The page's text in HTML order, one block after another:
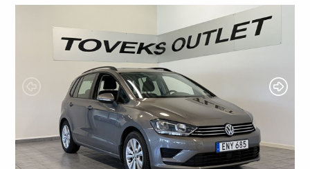
Kumho
Bridgestone
Bridgestone
Hankook
Laufenn